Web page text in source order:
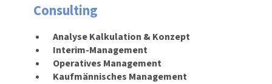
Consulting
Analyse Kalkulation & Konzept
Interim-Management
Operatives Management
Kaufmännisches Management